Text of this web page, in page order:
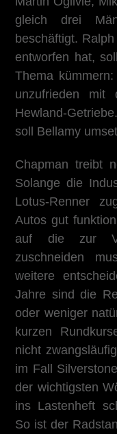
gleich drei
beschäftigt.
entworfen hat,
Thema
unzufrieden mit
Hewland-
soll Bellamy
Chapman treibt
Solange die
Lotus-Renner
Autos gut
auf die zur
zuschneiden
weitere
Jahre sind die
oder weniger
kurzen
nicht
im Fall
der wichtigsten
ins Lastenheft
So ist der